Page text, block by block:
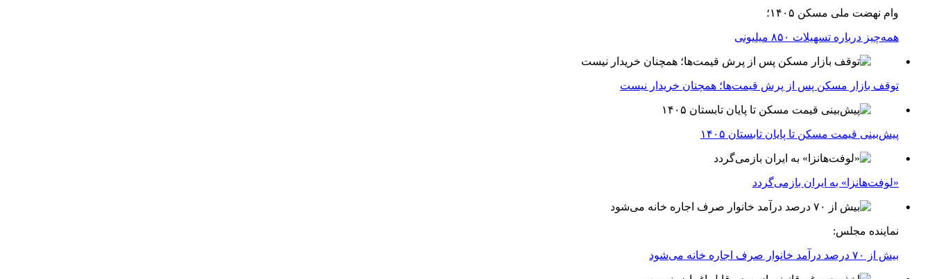
وام نهضت ملی مسکن ۱۴۰۵؛
همه‌چیز درباره تسهیلات ۸۵۰ میلیونی
توقف بازار مسکن پس از پرش قیمت‌ها؛ همچنان خریدار نیست
پیش‌بینی قیمت مسکن تا پایان تابستان ۱۴۰۵
«لوفت‌هانزا» به ایران بازمی‌گردد
نماینده مجلس:
بیش از ۷۰ درصد درآمد خانوار صرف اجاره خانه می‌شود